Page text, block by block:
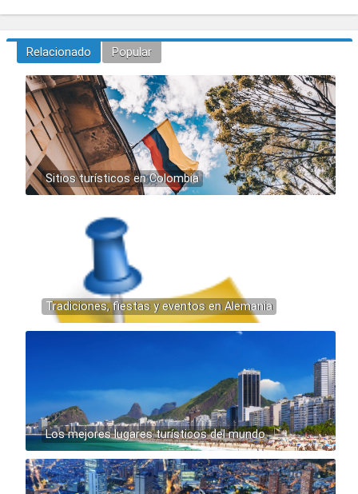
Relacionado Popular
Sitios turísticos en Colombia
Tradiciones, fiestas y eventos en Alemania
Los mejores lugares turísticos del mundo